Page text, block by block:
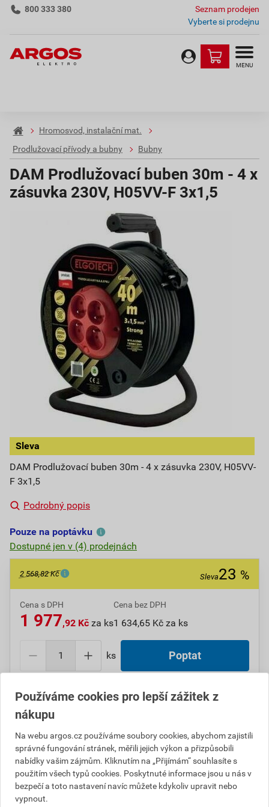
800 333 380
Seznam prodejen
Vyberte si prodejnu
MENU
Hromosvod, instalační mat.
Prodlužovací přívody a bubny
Bubny
DAM Prodlužovací buben 30m - 4 x
zásuvka 230V, H05VV-F 3x1,5
Sleva
DAM Prodlužovací buben 30m - 4 x zásuvka 230V, H05VV-
F 3x1,5
Podrobný popis
Pouze na poptávku
Dostupné jen v (4) prodejnách
2 568,82 Kč Sleva23 %
Cena s DPH
1 977,92 Kč za ks
Cena bez DPH
1 634,65 Kč za ks
ks Poptat
Do košíku přidáte1 ksza1 977,93Kčs DPH
Ušetříte590,89
Číslo položky:1000106126
Katalogový kód: 6V3P3
Výrobky značky: PPHU ELGOTECH inž. Jerzy Znami
Používáme cookies pro lepší zážitek z
nákupu
Na webu argos.cz používáme soubory cookies, abychom zajistili
správné fungování stránek, měřili jejich výkon a přizpůsobili
nabídky vašim zájmům. Kliknutím na „Přijímám“ souhlasíte s
použitím všech typů cookies. Poskytnuté informace jsou u nás v
bezpečí a toto nastavení navíc můžete kdykoliv upravit nebo
vypnout.